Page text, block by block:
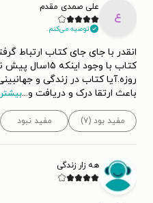
ع
علی صمدی مقدم
توصیه می‌کنم.
انقدر با جای جای کتاب ارتباط
کتاب با وجود
روزه.آیا کتاب در زندگی و
باعث ارتقا درک و دریافت و...بیشتر
مفید بود (۷) مفید نبود
هه زار زندگی